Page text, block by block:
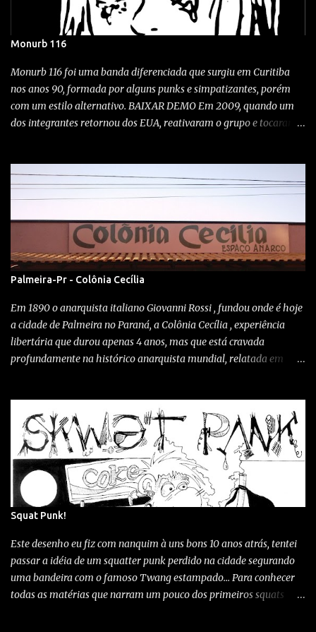
Monurb 116
Monurb 116 foi uma banda diferenciada que surgiu em Curitiba
nos anos 90, formada por alguns punks e simpatizantes, porém
com um estilo alternativo. BAIXAR DEMO Em 2009, quando um
dos integrantes retornou dos EUA, reativaram o grupo e tocaram
Clube Curupira / 23/10/1999 O quê? Show com Monurb 116,
Vertedero, Abutres e Idiotas Berrantes Quando? 12-09-09 Onde?
tomou conta do território no bar do boca... Monurb renascendo
das trevas após quase 8 anos... MAIS MONURB
Noise/indie/industrial de Monurb 116 , calando o público da
bodega. El Vertedero toca (o horror) Eskorbuto! ............... Os
para atrapalhar sua navegação, sem conteúdo pago, sem
algoritmos manipulando o que você vê...
Palmeira-Pr - Colônia Cecília
Em 1890 o anarquista italiano Giovanni Rossi , fundou onde é hoje
a cidade de Palmeira no Paraná, a Colônia Cecília , experiência
libertária que durou apenas 4 anos, mas que está cravada
profundamente na histórico anarquista mundial, relatada em
como " Colônia Cecília - Um pouco de ideal e polenta " de Renata
Palottini. Este relevante trecho histórico, às vezes desconhecido e
outros incompreendido, chega também hoje em dia à orgulhar
parte da comunidade de Palmeira, até mesmo e secretaria de
cultura adotou o "a na bola" como símbolo do trajeto histórico-
rural "Caminhos da Cecília" rota que recebeu a visita de pessoas
do mundo afora em busca do resgate memorial da única
Municipal de Palmeira instituiu o Dia e Semana Comemorativa à
Colônia Cecília,...
Squat Punk!
Este desenho eu fiz com nanquim à uns bons 10 anos atrás, tentei
passar a idéia de um squatter punk perdido na cidade segurando
uma bandeira com o famoso Twang estampado... Para conhecer
todas as matérias que narram um pouco dos primeiros squats